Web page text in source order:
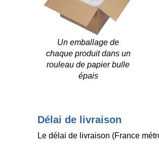
Un emballage de
chaque produit dans un
rouleau de papier bulle
épais
Délai de livraison
Le délai de livraison (France